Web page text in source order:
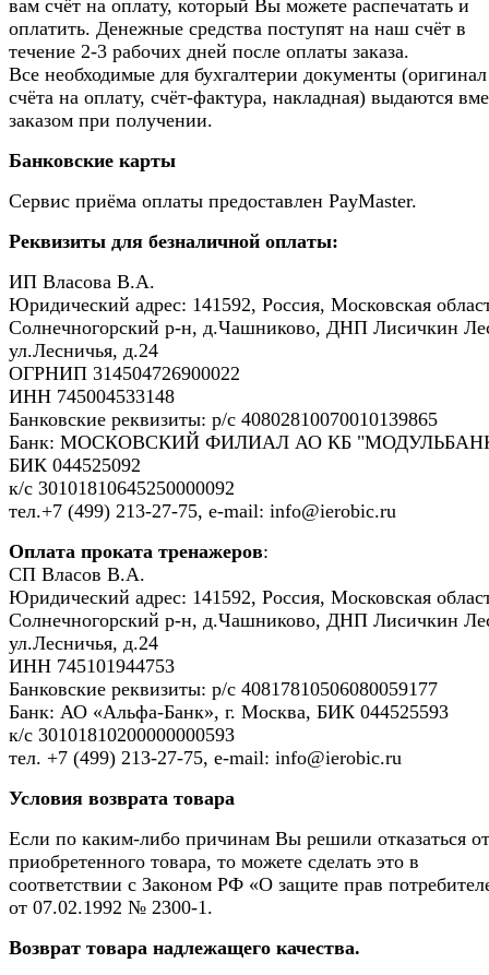
вам счёт на оплату, который Вы можете распечатать и
оплатить. Денежные средства поступят на наш счёт в
течение 2-3 рабочих дней после оплаты заказа.
Все необходимые для бухгалтерии документы (оригинал
счёта на оплату, счёт-фактура, накладная) выдаются
заказом при получении.
Банковские карты
Сервис приёма оплаты предоставлен PayMaster.
Реквизиты для безналичной оплаты:
ИП Власова В.А.
Юридический адрес: 141592, Россия, Московская
Солнечногорский р-н, д.Чашниково, ДНП Лисичкин
ул.Лесничья, д.24
ОГРНИП 314504726900022
ИНН 745004533148
Банковские реквизиты: р/с 40802810070010139865
Банк: МОСКОВСКИЙ ФИЛИАЛ АО КБ
БИК 044525092
к/с 30101810645250000092
тел.+7 (499) 213-27-75, e-mail: info@ierobic.ru
Оплата проката тренажеров:
СП Власов В.А.
Юридический адрес: 141592, Россия, Московская
Солнечногорский р-н, д.Чашниково, ДНП Лисичкин
ул.Лесничья, д.24
ИНН 745101944753
Банковские реквизиты: р/с 40817810506080059177
Банк: АО «Альфа-Банк», г. Москва, БИК 044525593
к/с 30101810200000000593
тел. +7 (499) 213-27-75, e-mail: info@ierobic.ru
Условия возврата товара
Если по каким-либо причинам Вы решили отказаться от
приобретенного товара, то можете сделать это в
соответствии с Законом РФ «О защите прав
от 07.02.1992 № 2300-1.
Возврат товара надлежащего качества.